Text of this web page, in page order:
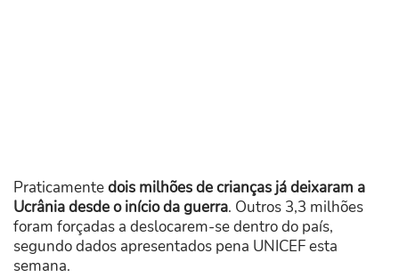
Praticamentedois milhões de crianças já deixaram a
Ucrânia desde o início da guerra. Outros 3,3 milhões
foram forçadas a deslocarem-se dentro do país,
segundo dados apresentados pena UNICEF esta
semana.